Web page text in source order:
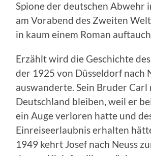
Spione der deutschen Abwehr
am Vorabend des Zweiten
in kaum einem Roman
Erzählt wird die Geschichte
der 1925 von Düsseldorf nach
auswanderte. Sein Bruder Carl
Deutschland bleiben, weil er
ein Auge verloren hatte und
Einreiseerlaubnis erhalten
1949 kehrt Josef nach Neuss